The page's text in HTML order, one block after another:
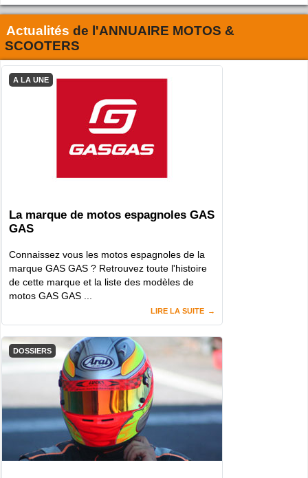
Actualités de l'ANNUAIRE MOTOS &
SCOOTERS
A LA UNE
La marque de motos espagnoles GAS
GAS
Connaissez vous les motos espagnoles de la
marque GAS GAS ? Retrouvez toute l'histoire
de cette marque et la liste des modèles de
motos GAS GAS ...
LIRE LA SUITE
DOSSIERS